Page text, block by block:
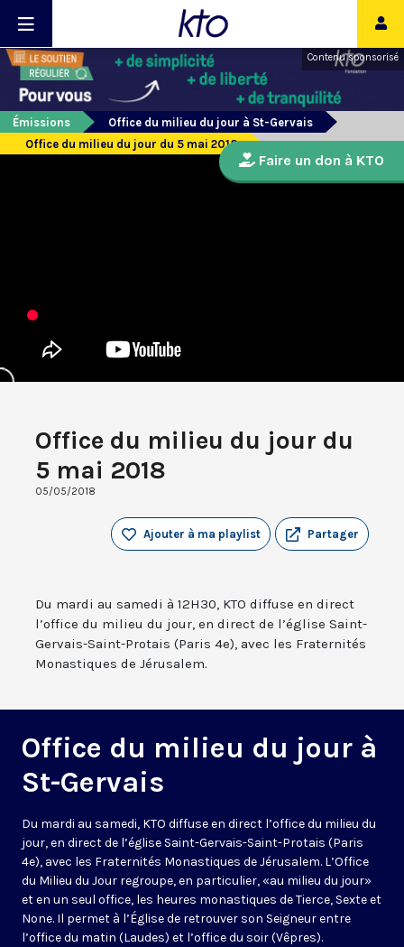
Contenu sponsorisé
Émissions
Office du milieu du jour à St-Gervais
Office du milieu du jour du 5 mai 2018
Office du milieu du jour du
5 mai 2018
05/05/2018
Partager
Ajouter à ma playlist
Du mardi au samedi à 12H30, KTO diffuse en direct
l’office du milieu du jour, en direct de l’église Saint-
Gervais-Saint-Protais (Paris 4e), avec les Fraternités
Monastiques de Jérusalem.
Office du milieu du jour à
St-Gervais
Du mardi au samedi, KTO diffuse en direct l’office du milieu du
jour, en direct de l’église Saint-Gervais-Saint-Protais (Paris
4e), avec les Fraternités Monastiques de Jérusalem. L’Office
du Milieu du Jour regroupe, en particulier, «au milieu du jour»
et en un seul office, les heures monastiques de Tierce, Sexte et
None. Il permet à l’Église de retrouver son Seigneur entre
l’office du matin (Laudes) et l’office du soir (Vêpres).
Faire un don à KTO